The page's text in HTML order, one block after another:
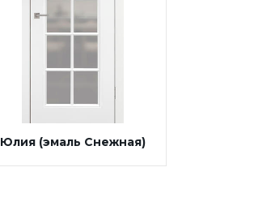
Юлия (эмаль Снежная)